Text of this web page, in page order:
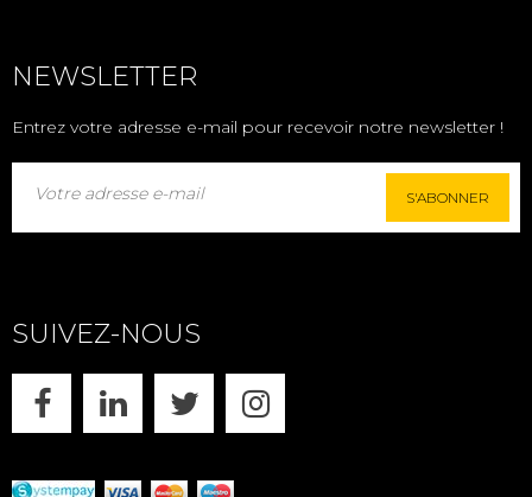
NEWSLETTER
Entrez votre adresse e-mail pour recevoir notre newsletter !
S'ABONNER
SUIVEZ-NOUS
FACEBOOK